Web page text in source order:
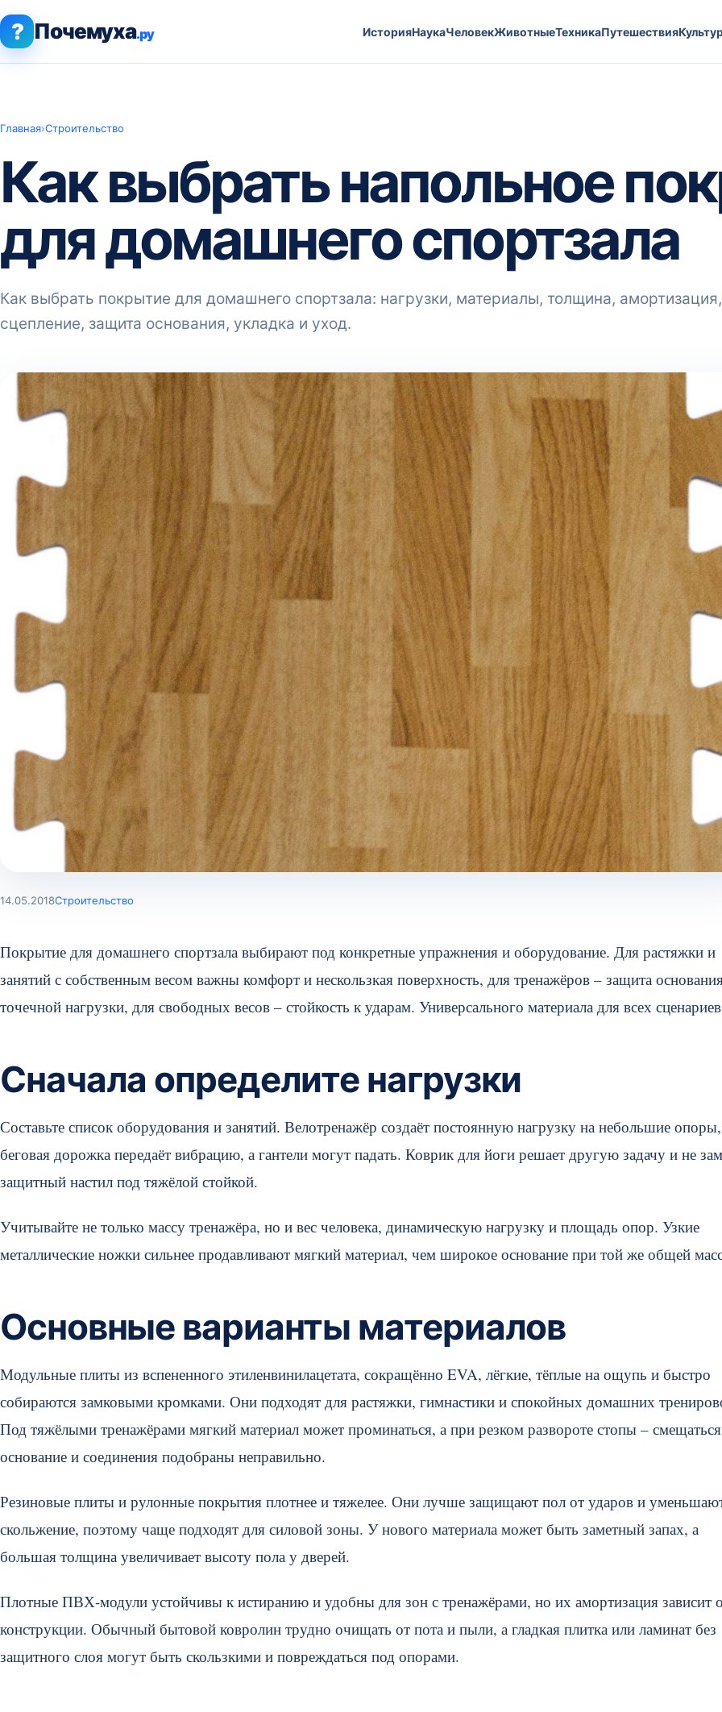
? Почемуха.ру ИсторияНаукаЧеловекЖивотныеТехникаПутешествия
Главная›Строительство
Как выбрать напольное
для домашнего спортзала
Как выбрать покрытие для домашнего спортзала: нагрузки, материалы, толщина, амортизация,
сцепление, защита основания, укладка и уход.
14.05.2018Строительство
Покрытие для домашнего спортзала выбирают под конкретные упражнения и оборудование. Для растяжки и
занятий с собственным весом важны комфорт и нескользкая поверхность, для тренажёров – защита
точечной нагрузки, для свободных весов – стойкость к ударам. Универсального материала для всех
Сначала определите нагрузки
Составьте список оборудования и занятий. Велотренажёр создаёт постоянную нагрузку на небольшие опоры,
беговая дорожка передаёт вибрацию, а гантели могут падать. Коврик для йоги решает другую задачу и не
защитный настил под тяжёлой стойкой.
Учитывайте не только массу тренажёра, но и вес человека, динамическую нагрузку и площадь опор. Узкие
металлические ножки сильнее продавливают мягкий материал, чем широкое основание при той же общей
Основные варианты материалов
Модульные плиты из вспененного этиленвинилацетата, сокращённо EVA, лёгкие, тёплые на ощупь и быстро
собираются замковыми кромками. Они подходят для растяжки, гимнастики и спокойных домашних
Под тяжёлыми тренажёрами мягкий материал может проминаться, а при резком развороте стопы –
основание и соединения подобраны неправильно.
Резиновые плиты и рулонные покрытия плотнее и тяжелее. Они лучше защищают пол от ударов и
скольжение, поэтому чаще подходят для силовой зоны. У нового материала может быть заметный запах, а
большая толщина увеличивает высоту пола у дверей.
Плотные ПВХ-модули устойчивы к истиранию и удобны для зон с тренажёрами, но их амортизация зависит
конструкции. Обычный бытовой ковролин трудно очищать от пота и пыли, а гладкая плитка или ламинат без
защитного слоя могут быть скользкими и повреждаться под опорами.